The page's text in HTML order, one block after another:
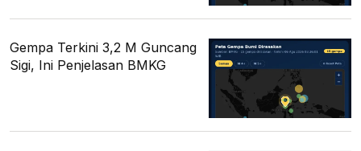
Gempa Terkini 3,2 M Guncang
Sigi, Ini Penjelasan BMKG